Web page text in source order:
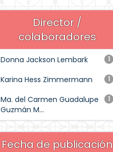
Director /
colaboradores
1
Donna Jackson Lembark
1
Karina Hess Zimmermann
1
Ma. del Carmen Guadalupe
Guzmán M...
Fecha de publicación